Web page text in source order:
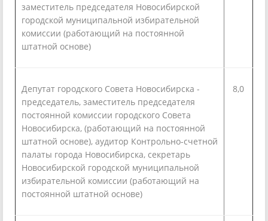
заместитель председателя Новосибирской
городской муниципальной избирательной
комиссии (работающий на постоянной
штатной основе)
Депутат городского Совета Новосибирска -
председатель, заместитель председателя
постоянной комиссии городского Совета
Новосибирска, (работающий на постоянной
штатной основе), аудитор Контрольно-счетной
палаты города Новосибирска, секретарь
Новосибирской городской муниципальной
избирательной комиссии (работающий на
постоянной штатной основе)
8,0